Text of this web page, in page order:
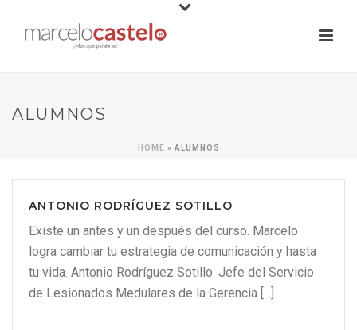
ALUMNOS
HOME » ALUMNOS
ANTONIO RODRÍGUEZ SOTILLO
Existe un antes y un después del curso. Marcelo
logra cambiar tu estrategia de comunicación y hasta
tu vida. Antonio Rodríguez Sotillo. Jefe del Servicio
de Lesionados Medulares de la Gerencia [...]